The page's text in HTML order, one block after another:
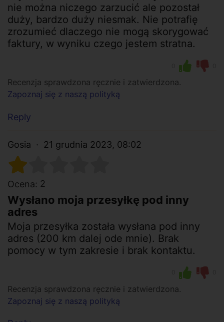
nie można niczego zarzucić ale pozostał
duży, bardzo duży niesmak. Nie potrafię
zrozumieć dlaczego nie mogą skorygować
faktury, w wyniku czego jestem stratna.
Recenzja sprawdzona ręcznie i zatwierdzona.
Zapoznaj się z naszą polityką
Reply
Gosia 21 grudnia 2023, 08:02
Ocena: 2
Wysłano moja przesyłkę pod inny
adres
Moja przesyłka została wysłana pod inny
adres (200 km dalej ode mnie). Brak
pomocy w tym zakresie i brak kontaktu.
Recenzja sprawdzona ręcznie i zatwierdzona.
Zapoznaj się z naszą polityką